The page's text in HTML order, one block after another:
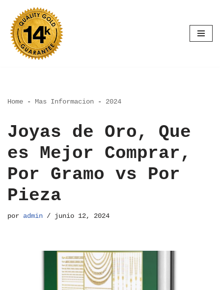
Saltar
al
contenido
Home - Mas Informacion - 2024
Joyas de Oro, Que
es Mejor Comprar,
Por Gramo vs Por
Pieza
por admin junio 12, 2024